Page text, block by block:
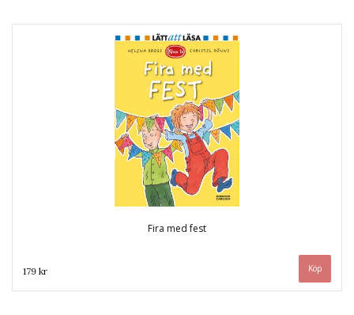
Fira med fest
179 kr